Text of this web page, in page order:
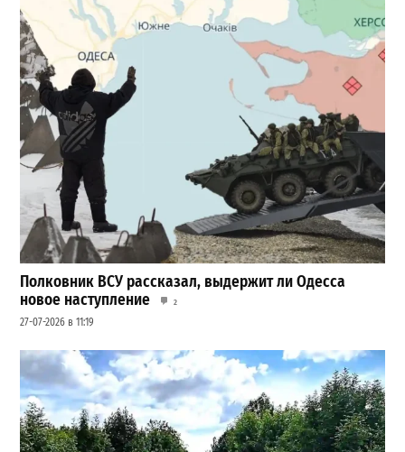
Полковник ВСУ рассказал, выдержит ли Одесса
новое наступление
2
27-07-2026 в 11:19